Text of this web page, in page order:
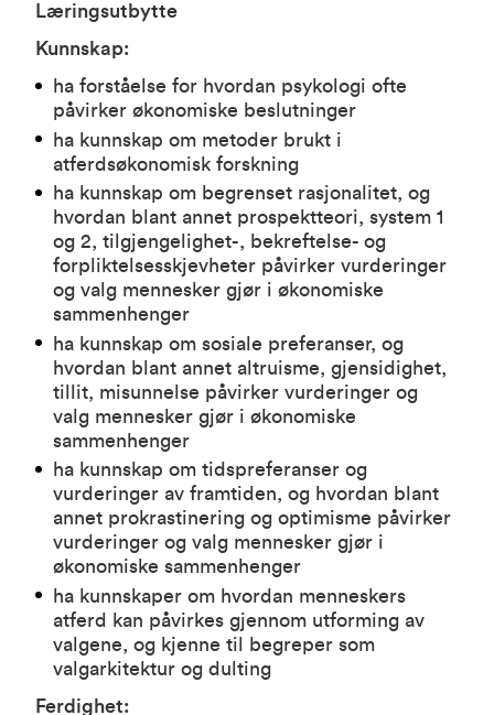
Læringsutbytte
Kunnskap:
ha forståelse for hvordan psykologi ofte
påvirker økonomiske beslutninger
ha kunnskap om metoder brukt i
atferdsøkonomisk forskning
ha kunnskap om begrenset rasjonalitet, og
hvordan blant annet prospektteori, system 1
og 2, tilgjengelighet-, bekreftelse- og
forpliktelsesskjevheter påvirker vurderinger
og valg mennesker gjør i økonomiske
sammenhenger
ha kunnskap om sosiale preferanser, og
hvordan blant annet altruisme, gjensidighet,
tillit, misunnelse påvirker vurderinger og
valg mennesker gjør i økonomiske
sammenhenger
ha kunnskap om tidspreferanser og
vurderinger av framtiden, og hvordan blant
annet prokrastinering og optimisme påvirker
vurderinger og valg mennesker gjør i
økonomiske sammenhenger
ha kunnskaper om hvordan menneskers
atferd kan påvirkes gjennom utforming av
valgene, og kjenne til begreper som
valgarkitektur og dulting
Ferdighet: